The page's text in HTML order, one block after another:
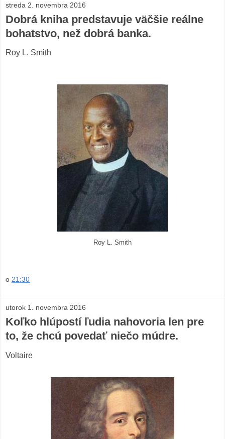
streda 2. novembra 2016
Dobrá kniha predstavuje väčšie reálne
bohatstvo, než dobrá banka.
Roy L. Smith
Roy L. Smith
o 21:30
utorok 1. novembra 2016
Koľko hlúpostí ľudia nahovoria len pre
to, že chcú povedať niečo múdre.
Voltaire